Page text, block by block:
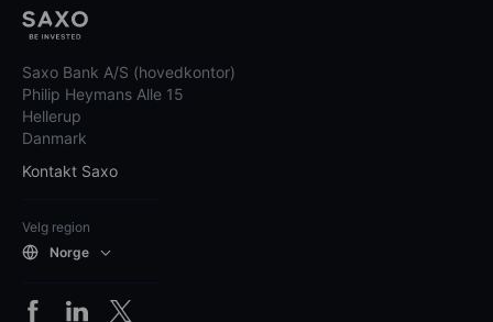
Saxo Bank A/S (hovedkontor)
Philip Heymans Alle 15
Hellerup
Danmark
Kontakt Saxo
Velg region
Norge